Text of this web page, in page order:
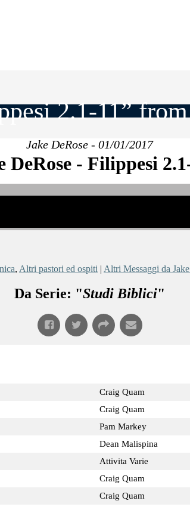
2.1-11”
Jake DeRose - 01/01/2017
DeRose - Filippesi
, Altri pastori ed ospiti | Altri Messaggi da
Da Serie: "Studi Biblici"
Craig Quam
Craig Quam
Pam Markey
Dean Malispina
Attivita Varie
Craig Quam
Craig Quam